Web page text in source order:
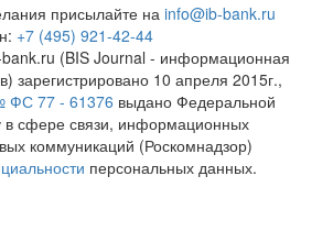
присылайте на info@ib-bank.ru
+7 (495) 921-42-44
(BIS Journal - информационная
зарегистрировано 10 апреля 2015г.,
ФС 77 - 61376 выдано Федеральной
в сфере связи, информационных
коммуникаций (Роскомнадзор)
персональных данных.